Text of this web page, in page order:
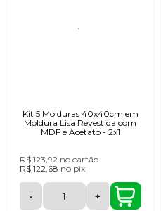
Kit 5 Molduras 40x40cm em
Moldura Lisa Revestida com
MDF e Acetato - 2x1
R$ 123,92 no cartão
R$ 122,68 no pix
- +